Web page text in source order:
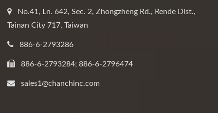
No.41, Ln. 642, Sec. 2, Zhongzheng Rd., Rende Dist.,
Tainan City 717, Taiwan
886-6-2793286
886-6-2793284; 886-6-2796474
sales1@chanchinc.com